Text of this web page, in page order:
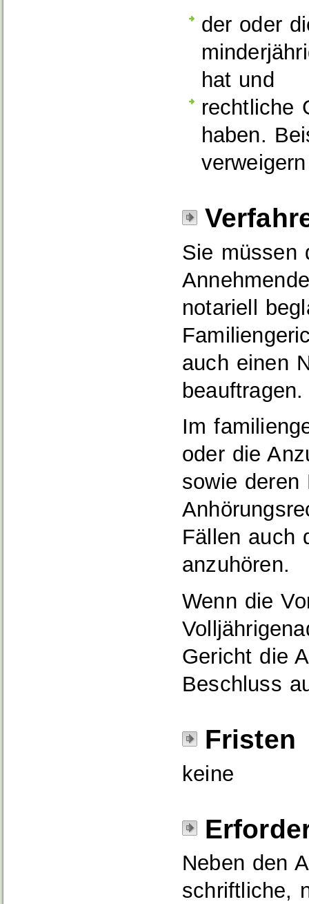
der oder
hat und
rechtliche
haben.
Sie müssen
notariell
auch einen
beauftragen.
Im
oder die
sowie deren
Fällen auch
anzuhören.
Wenn die
Gericht die
Beschluss
Fristen
keine
Neben den
schriftliche,